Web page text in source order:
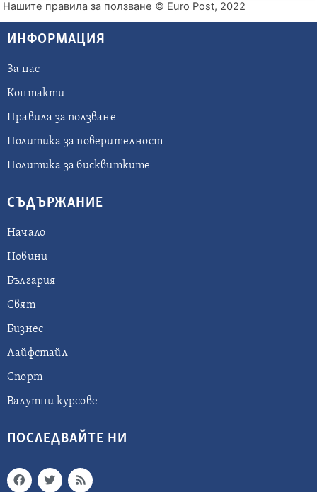
Нашите правила за ползване © Euro Post, 2022
ИНФОРМАЦИЯ
За нас
Контакти
Правила за ползване
Политика за поверителност
Политика за бисквитките
СЪДЪРЖАНИЕ
Начало
Новини
България
Свят
Бизнес
Лайфстайл
Спорт
Валутни курсове
ПОСЛЕДВАЙТЕ НИ